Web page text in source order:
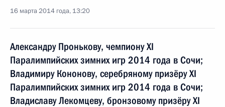
16 марта 2014 года, 13:20
Александру Пронькову, чемпиону XI
Паралимпийских зимних игр 2014 года в Сочи;
Владимиру Кононову, серебряному призёру XI
Паралимпийских зимних игр 2014 года в Сочи;
Владиславу Лекомцеву, бронзовому призёру XI